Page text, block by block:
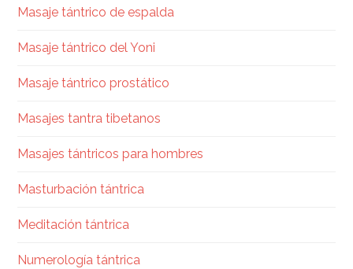
Masaje tántrico de espalda
Masaje tántrico del Yoni
Masaje tántrico prostático
Masajes tantra tibetanos
Masajes tántricos para hombres
Masturbación tántrica
Meditación tántrica
Numerología tántrica